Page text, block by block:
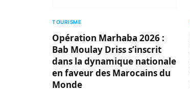
TOURISME
Opération Marhaba 2026 :
Bab Moulay Driss s’inscrit
dans la dynamique nationale
en faveur des Marocains du
Monde